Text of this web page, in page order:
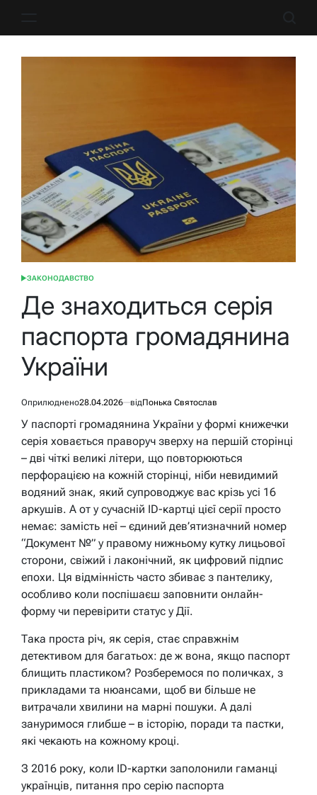
ОПУБЛІКУВАТИ
ЗАКОНОДАВСТВО
Де знаходиться серія
паспорта громадянина
України
Оприлюднено28.04.2026 відПонька Святослав
У паспорті громадянина України у формі книжечки
серія ховається праворуч зверху на першій сторінці
– дві чіткі великі літери, що повторюються
перфорацією на кожній сторінці, ніби невидимий
водяний знак, який супроводжує вас крізь усі 16
аркушів. А от у сучасній ID-картці цієї серії просто
немає: замість неї – єдиний дев’ятизначний номер
“Документ №” у правому нижньому кутку лицьової
сторони, свіжий і лаконічний, як цифровий підпис
епохи. Ця відмінність часто збиває з пантелику,
особливо коли поспішаєш заповнити онлайн-
форму чи перевірити статус у Дії.
Така проста річ, як серія, стає справжнім
детективом для багатьох: де ж вона, якщо паспорт
блищить пластиком? Розберемося по поличках, з
прикладами та нюансами, щоб ви більше не
витрачали хвилини на марні пошуки. А далі
зануримося глибше – в історію, поради та пастки,
які чекають на кожному кроці.
З 2016 року, коли ID-картки заполонили гаманці
українців, питання про серію паспорта